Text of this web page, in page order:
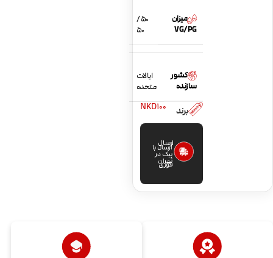
میزان
VG/PG
50 /
50
کشور
سازنده
ایالات
متحده
برند NKD100
ارسال
فوری
ارسال با
پیک در
تهران